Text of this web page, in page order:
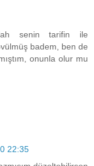
senin tarifin ile
badem, ben de
onunla olur mu
22:35